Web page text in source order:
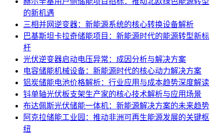
的新机遇
三相并网逆变器：新能源系统的核心转换设备解析
巴基斯坦卡拉奇储能项目：新能源时代的能源转型新标
杆
光伏逆变器启动电压异常：成因分析与解决方案
电容储能机械设备：新能源时代的核心动力解决方案
铝炭储能电池价格解析：行业应用与成本趋势深度解读
钭单轴光伏板支架生产家的核心技术解析与应用场景
布达佩斯光伏储能一体机：新能源解决方案的未来趋势
阿克拉储能工业园：推动非洲可再生能源发展的关键枢
纽